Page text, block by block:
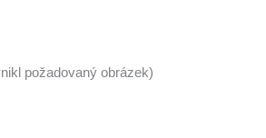
požadovaný obrázek)